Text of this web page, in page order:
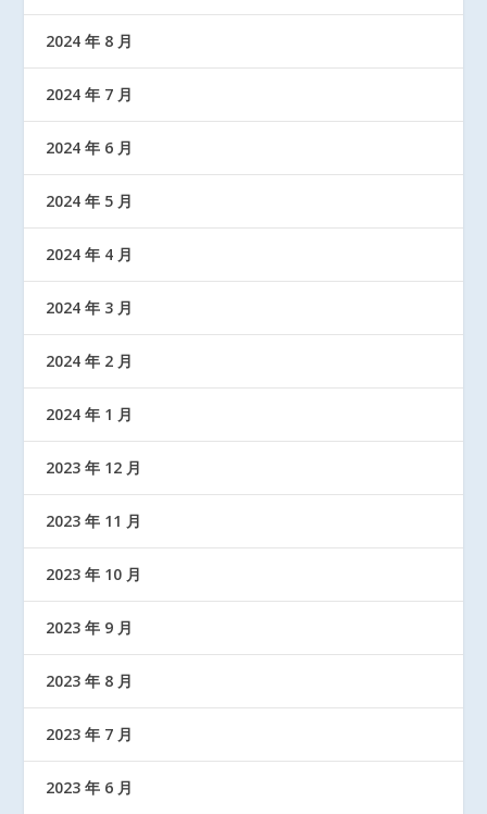
2024 年 8 月
2024 年 7 月
2024 年 6 月
2024 年 5 月
2024 年 4 月
2024 年 3 月
2024 年 2 月
2024 年 1 月
2023 年 12 月
2023 年 11 月
2023 年 10 月
2023 年 9 月
2023 年 8 月
2023 年 7 月
2023 年 6 月